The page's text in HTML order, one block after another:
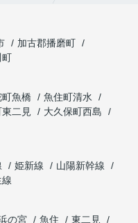
加古郡播磨町
町
町魚橋
魚住町清水
東二見
大久保町西島
姫新線
山陽新幹線
の宮 魚住
東二見